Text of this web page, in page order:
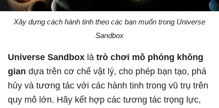
Xây dựng cách hành tinh theo các bạn muốn trong Universe
Sandbox
Universe Sandbox là trò chơi mô phỏng không
gian dựa trên cơ chế vật lý, cho phép bạn tạo, phá
hủy và tương tác với các hành tinh trong vũ trụ trên
quy mô lớn. Hãy kết hợp các tương tác trọng lực,